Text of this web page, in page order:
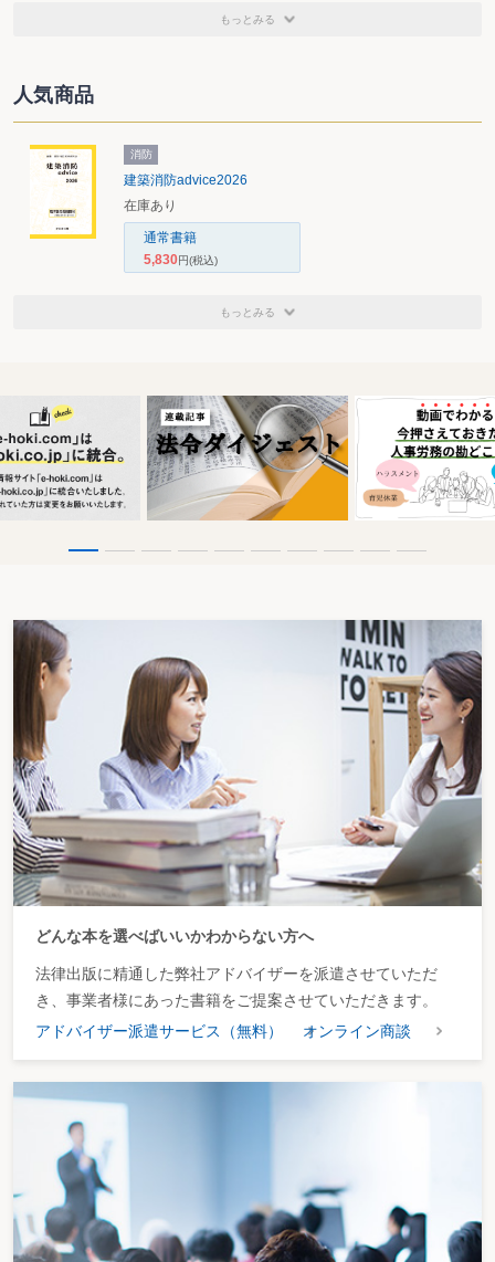
もっとみる
人気商品
消防
建築消防advice2026
在庫あり
通常書籍
5,830円(税込)
もっとみる
どんな本を選べばいいかわからない方へ
法律出版に精通した弊社アドバイザーを派遣させていただ
き、事業者様にあった書籍をご提案させていただきます。
アドバイザー派遣サービス（無料）
オンライン商談